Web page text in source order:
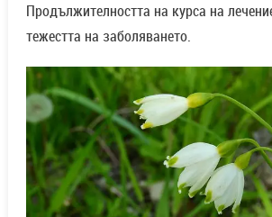
Продължителността на курса на
тежестта на заболяването.